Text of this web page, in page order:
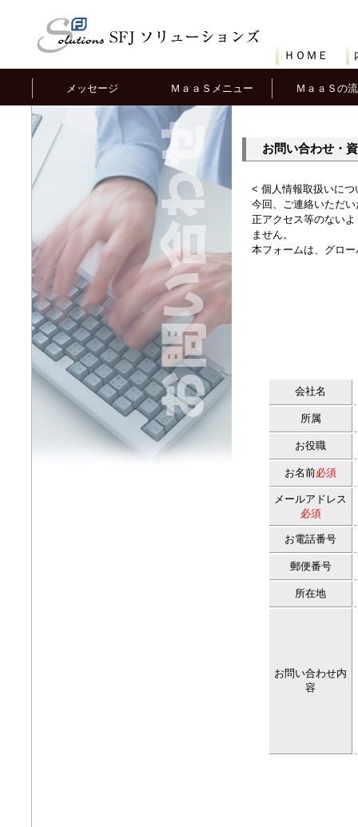
ＨＯＭＥ
メッセージ ＭａａＳメニュー ＭａａＳの
お問い合わせ・
< 個人情報取扱いにつ
今回、ご連絡いただ
正アクセス等のない
ません。
本フォームは、グロ
会社名
所属
お役職
お名前必須
メールアドレス
必須
お電話番号
郵便番号
所在地
お問い合わせ内
容